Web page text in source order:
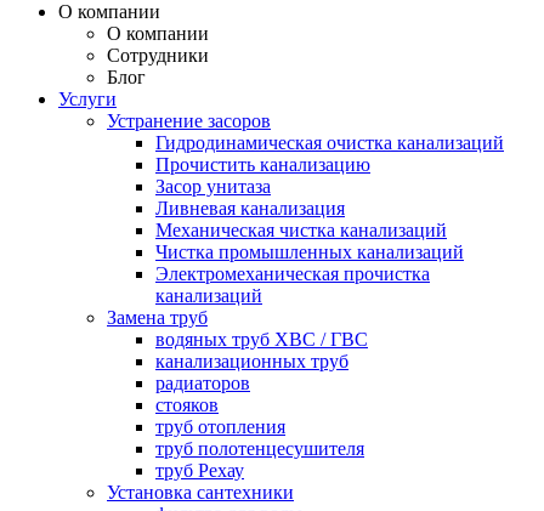
О компании
О компании
Сотрудники
Блог
Услуги
Устранение засоров
Гидродинамическая очистка канализаций
Прочистить канализацию
Засор унитаза
Ливневая канализация
Механическая чистка канализаций
Чистка промышленных канализаций
Электромеханическая прочистка
канализаций
Замена труб
водяных труб ХВС / ГВС
канализационных труб
радиаторов
стояков
труб отопления
труб полотенцесушителя
труб Рехау
Установка сантехники